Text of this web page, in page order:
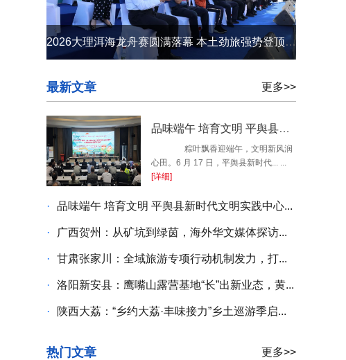
2026大理洱海龙舟赛圆满落幕 本土劲旅强势登顶 苍洱之间续写荣光
更多>>
最新文章
品味端午 培育文明 平舆县新时代文明实践中心开展端午民俗系列活动
粽叶飘香迎端午，文明新风润
心田。6 月 17 日，平舆县新时代... ...
[详细]
· 品味端午 培育文明 平舆县新时代文明实践中心...
· 广西贺州：从矿坑到绿茵，海外华文媒体探访...
· 甘肃张家川：全域旅游专项行动机制发力，打...
· 洛阳新安县：鹰嘴山露营基地“长”出新业态，黄...
· 陕西大荔：“乡约大荔·丰味接力”乡土巡游季启...
更多>>
热门文章